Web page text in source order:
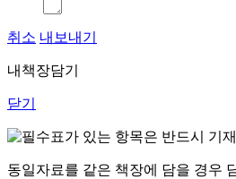
취소 내보내기
내책장담기
닫기
표가 있는 항목은 반드시 기
동일자료를 같은 책장에 담을 경우